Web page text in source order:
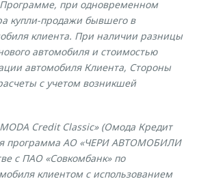
при одновременном
купли-продажи бывшего в
клиента. При наличии разницы
автомобиля и стоимостью
автомобиля Клиента, Стороны
с учетом возникшей
Credit Classic» (Омода Кредит
программа АО «ЧЕРИ АВТОМОБИЛИ
с ПАО «Совкомбанк» по
клиентом с использованием